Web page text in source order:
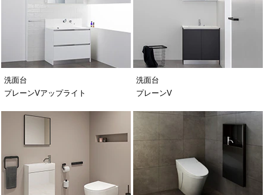
洗面台
プレーンVアップライト
洗面台
プレーンV